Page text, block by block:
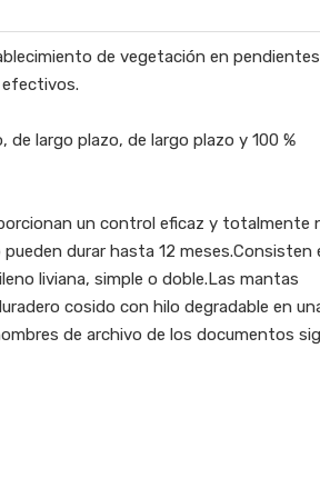
de vegetación en pendientes
efectivos.
largo plazo, de largo plazo y 100 %
un control eficaz y totalmente
durar hasta 12 meses.Consisten
liviana, simple o doble.Las mantas
cosido con hilo degradable en
de archivo de los documentos